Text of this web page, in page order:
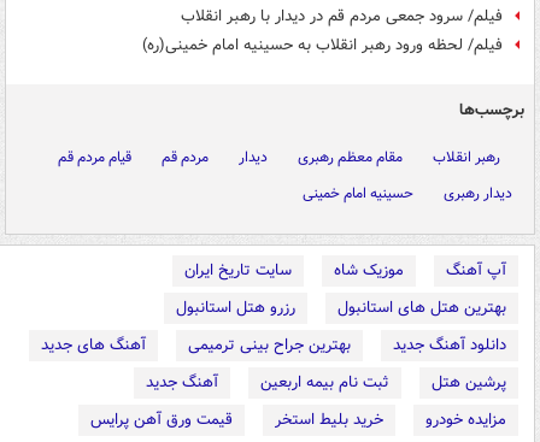
فیلم/ سرود جمعی مردم قم در دیدار با رهبر انقلاب
فیلم/ لحظه ورود رهبر انقلاب به حسینیه امام خمینی(ره)
برچسب‌ها
رهبر انقلاب مقام معظم رهبری دیدار مردم قم
قیام مردم قم
دیدار رهبری
حسینیه امام خمینی
آپ آهنگ موزیک شاه
سایت تاریخ ایران
بهترین هتل های استانبول
رزرو هتل استانبول
دانلود آهنگ جدید
بهترین جراح بینی ترمیمی
آهنگ های جدید
پرشین هتل
ثبت نام بیمه اربعین
آهنگ جدید
مزایده خودرو
خرید بلیط استخر
قیمت ورق آهن پرایس